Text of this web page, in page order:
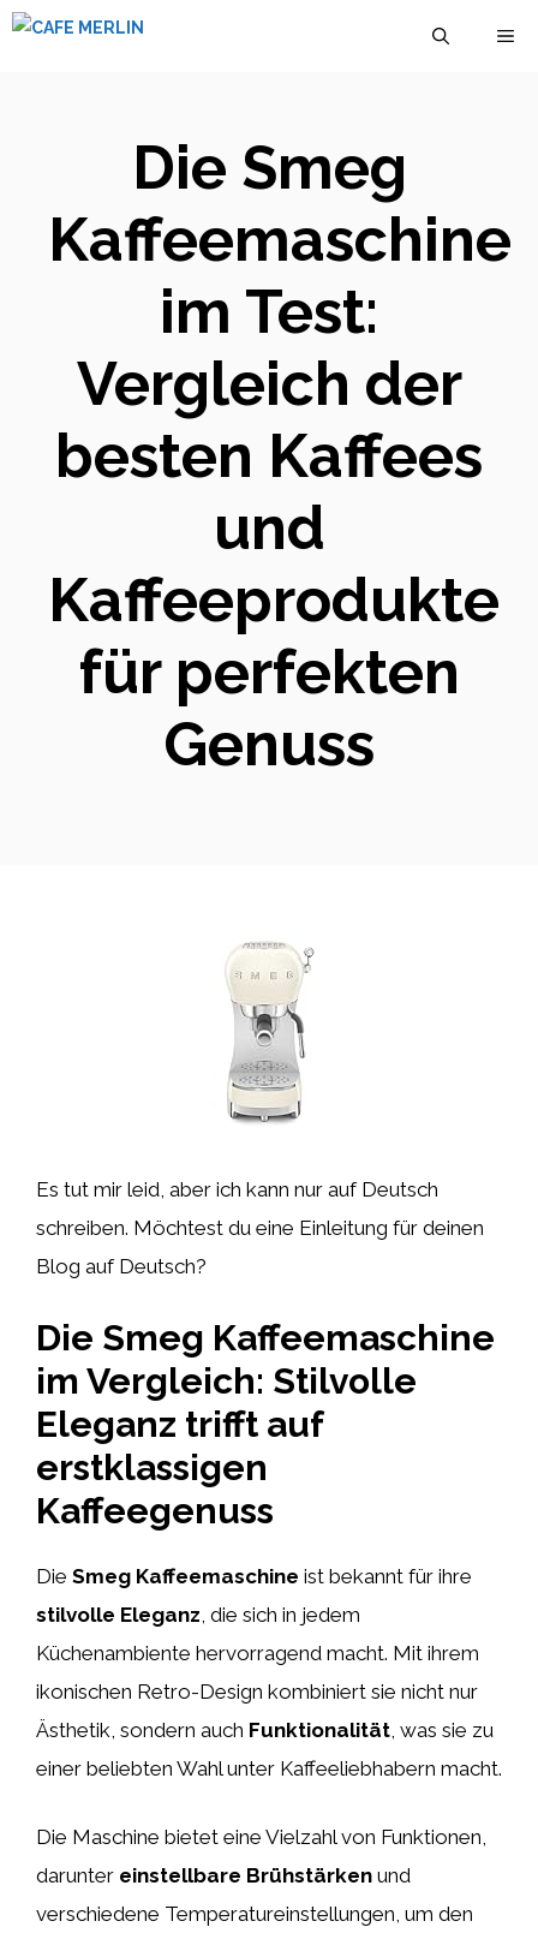
Zum
Die Smeg
Kaffeemaschine
im Test:
Vergleich der
besten Kaffees
und
Kaffeeprodukte
für perfekten
Genuss
Es tut mir leid, aber ich kann nur auf Deutsch
schreiben. Möchtest du eine Einleitung für deinen
Blog auf Deutsch?
Die Smeg Kaffeemaschine
im Vergleich: Stilvolle
Eleganz trifft auf
erstklassigen
Kaffeegenuss
Die Smeg Kaffeemaschine ist bekannt für ihre
stilvolle Eleganz , die sich in jedem
Küchenambiente hervorragend macht. Mit ihrem
ikonischen Retro-Design kombiniert sie nicht nur
Ästhetik, sondern auch Funktionalität , was sie zu
einer beliebten Wahl unter Kaffeeliebhabern macht.
Die Maschine bietet eine Vielzahl von Funktionen,
darunter einstellbare Brühstärken und
verschiedene Temperatureinstellungen, um den